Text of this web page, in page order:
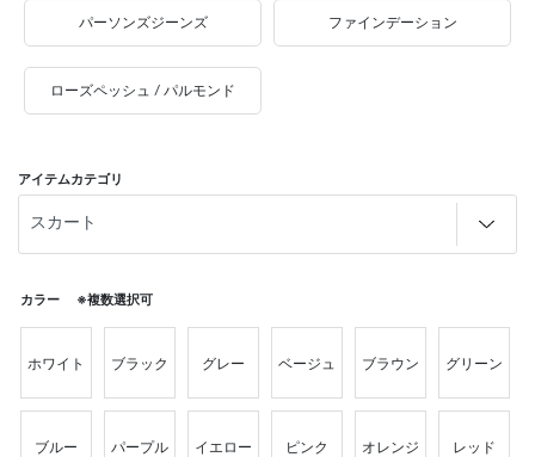
パーソンズジーンズ ファインデーション
ローズペッシュ / パルモンド
アイテムカテゴリ
カラー ※複数選択可
ホワイト ブラック グレー ベージュ ブラウン グリーン
ブルー パープル イエロー ピンク オレンジ レッド